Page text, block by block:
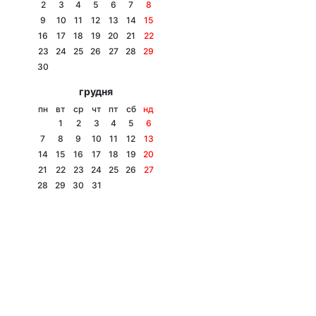
2 3 4 5 6 7
8
9
10 11 12 13 14
15
16
17 18 19 20 21
22
23
24 25 26 27 28
29
30
грудня
пн вт ср чт пт сб
нд
1
2 3 4 5
6
7
8 9 10 11 12
13
14
15 16 17 18 19
20
21
22 23 24 25 26
27
28
29 30 31